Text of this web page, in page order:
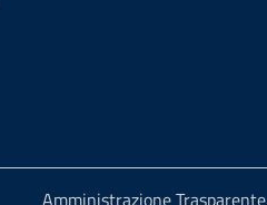
Amministrazione Trasparente